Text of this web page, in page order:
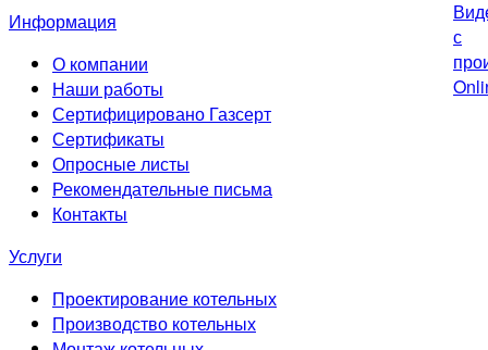
Информация
О компании
Наши работы
Сертифицировано Газсерт
Сертификаты
Опросные листы
Рекомендательные письма
Контакты
Услуги
Проектирование котельных
Производство котельных